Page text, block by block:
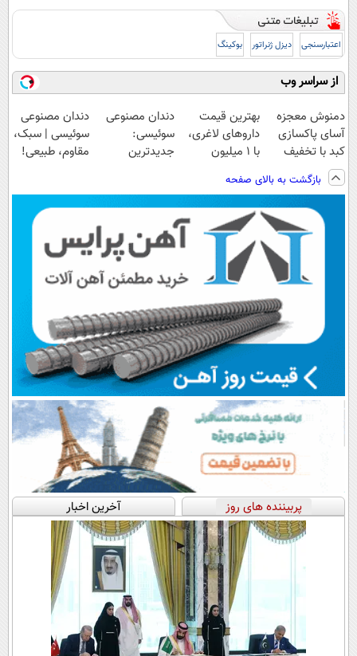
اعتبارسنجی دیزل ژنراتور بوکینگ
از سراسر وب
دمنوش معجزه
آسای پاکسازی
کبد با تخفیف
ویژه
بهترین قیمت
داروهای لاغری،
با ۱ میلیون
از داروخانه‌
دندان مصنوعی
سوئیسی:
جدیدترین
پرداخت قسطی
دندان مصنوعی
سوئیسی | سبک،
مقاوم، طبیعی!
اقساطی😍
بازگشت به بالای صفحه
پربیننده های روز آخرین اخبار